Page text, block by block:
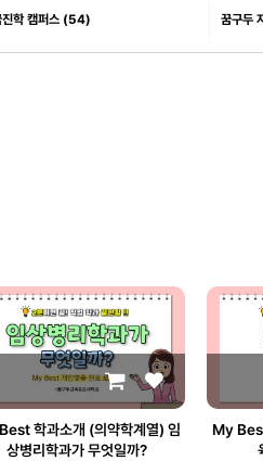
진학 캠퍼스 (54) 꿈구두
학과소개 (의약학계열) 임
상병리학과가 무엇일까?
My